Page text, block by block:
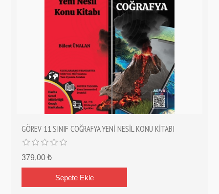
GÖREV 11.SINIF COĞRAFYA YENİ NESİL KONU KİTABI
379,00 ₺